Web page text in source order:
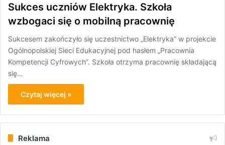
Sukces uczniów Elektryka. Szkoła
wzbogaci się o mobilną pracownię
Sukcesem zakończyło się uczestnictwo „Elektryka” w projekcie
Ogólnopolskiej Sieci Edukacyjnej pod hasłem „Pracownia
Kompetencji Cyfrowych”. Szkoła otrzyma pracownię składającą
się…
Czytaj więcej »
Reklama